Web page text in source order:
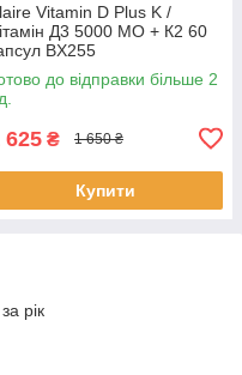
Vitamin D Plus K /
Д3 5000 МО + К2 60
BX255
до відправки більше 2
625 ₴ 1 650 ₴
Купити
рік